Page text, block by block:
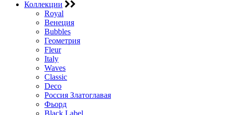
Коллекции
Royal
Венеция
Bubbles
Геометрия
Fleur
Italy
Waves
Classic
Deco
Россия Златоглавая
Фьорд
Black Label